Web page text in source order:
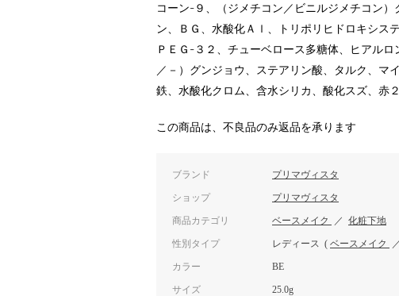
コーン-９、（ジメチコン／ビニルジメチコン
ン、ＢＧ、水酸化Ａｌ、トリポリヒドロキシス
ＰＥＧ-３２、チューベロース多糖体、ヒアル
／－）グンジョウ、ステアリン酸、タルク、マ
鉄、水酸化クロム、含水シリカ、酸化スズ、赤
この商品は、不良品のみ返品を承ります
ブランド プリマヴィスタ
ショップ プリマヴィスタ
商品カテゴリ ベースメイク ／ 化粧下地
性別タイプ レディース ( ベースメイク
カラー BE
サイズ 25.0g